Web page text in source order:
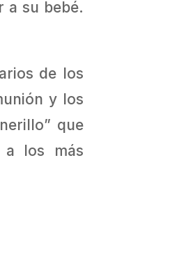
a su bebé.
de los
y los
que
a los más